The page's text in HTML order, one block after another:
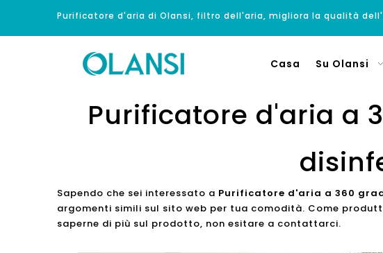
Purificatore d'aria di Olansi, filtro dell'aria, migliora la qualità
Casa Su Olansi
Purificatore d'aria a
Sapendo che sei interessato a Purificatore d'aria a 360
argomenti simili sul sito web per tua comodità. Come
saperne di più sul prodotto, non esitare a contattarci.